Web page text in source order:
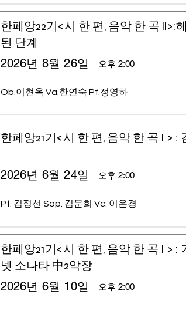
한페앙22기<시 한 편, 음악 한 곡
된 단계
오후 2:00
2026년 8월 26일
Ob.이현옥 Va.한연숙 Pf.정영하
한페앙21기<시 한 편, 음악 한 곡 I >
오후 2:00
2026년 6월 24일
Pf. 김정선 Sop. 김문희 Vc. 이은경
한페앙21기<시 한 편, 음악 한 곡 I >
넷 소나타 中2악장
오후 2:00
2026년 6월 10일